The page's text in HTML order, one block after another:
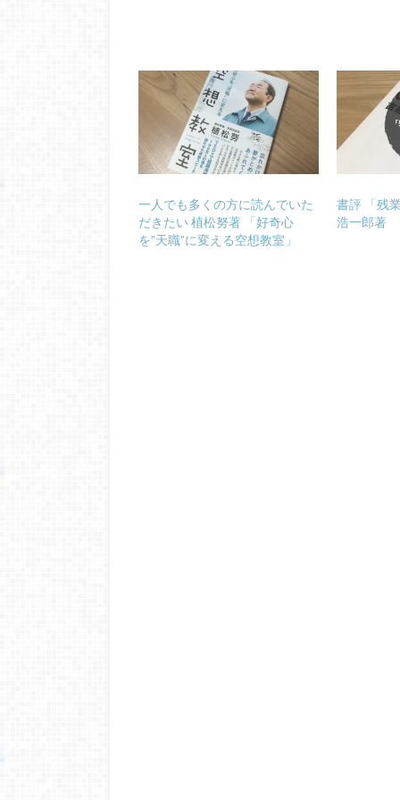
一人でも多くの方に読んでいた
だきたい 植松努著 「好奇心
を”天職”に変える空想教室」
書評 「残
浩一郎著